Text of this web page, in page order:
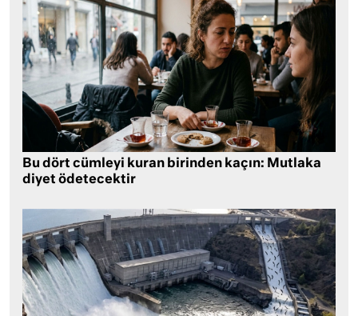
Bu dört cümleyi kuran birinden kaçın: Mutlaka
diyet ödetecektir